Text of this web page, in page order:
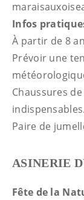
Infos
À partir de 8
Prévoir une
Chaussures
indispensables.
Paire de
ASINERIE
Fête de la